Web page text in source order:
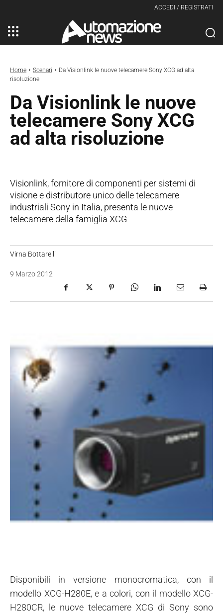
ACCEDI / REGISTRATI
Home Scenari
Da Visionlink le nuove telecamere Sony XCG ad alta
risoluzione
Da Visionlink le nuove
telecamere Sony XCG
ad alta risoluzione
Visionlink, fornitore di componenti per sistemi di
visione e distributore unico delle telecamere
industriali Sony in Italia, presenta le nuove
telecamere della famiglia XCG
Virna Bottarelli
9 Marzo 2012
Disponibili in versione monocromatica, con il
modello XCG-H280E, e a colori, con il modello XCG-
H280CR, le nuove telecamere XCG di Sony sono